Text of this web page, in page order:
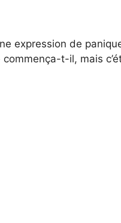
expression de
t-il, mais